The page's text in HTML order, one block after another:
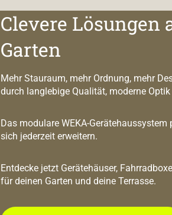
Clevere
Garten
Mehr Stauraum, mehr Ordnung, mehr
durch langlebige Qualität, moderne
Das modulare WEKA-
sich jederzeit erweitern.
Entdecke jetzt Gerätehäuser,
für deinen Garten und deine Terrasse.